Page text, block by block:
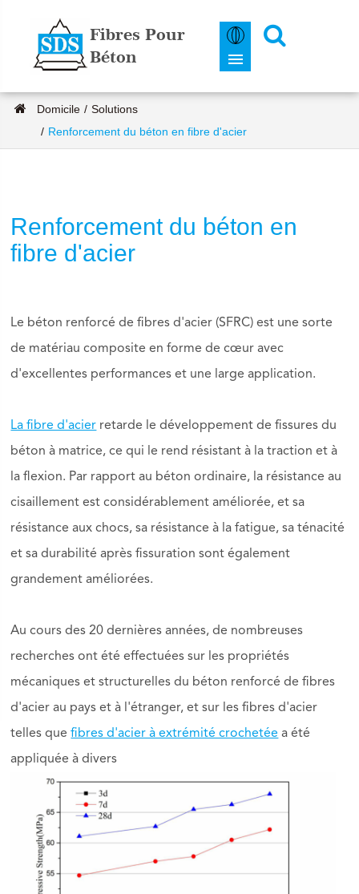
Fibres Pour
Béton
Domicile
Solutions
Renforcement du béton en fibre d'acier
Renforcement du béton en
fibre d'acier
Le béton renforcé de fibres d'acier (SFRC) est une sorte
de matériau composite en forme de cœur avec
d'excellentes performances et une large application.
La fibre d'acier retarde le développement de fissures du
béton à matrice, ce qui le rend résistant à la traction et à
la flexion. Par rapport au béton ordinaire, la résistance au
cisaillement est considérablement améliorée, et sa
résistance aux chocs, sa résistance à la fatigue, sa ténacité
et sa durabilité après fissuration sont également
grandement améliorées.
Au cours des 20 dernières années, de nombreuses
recherches ont été effectuées sur les propriétés
mécaniques et structurelles du béton renforcé de fibres
d'acier au pays et à l'étranger, et sur les fibres d'acier
telles quefibres d'acier à extrémité crochetée a été
appliquée à divers